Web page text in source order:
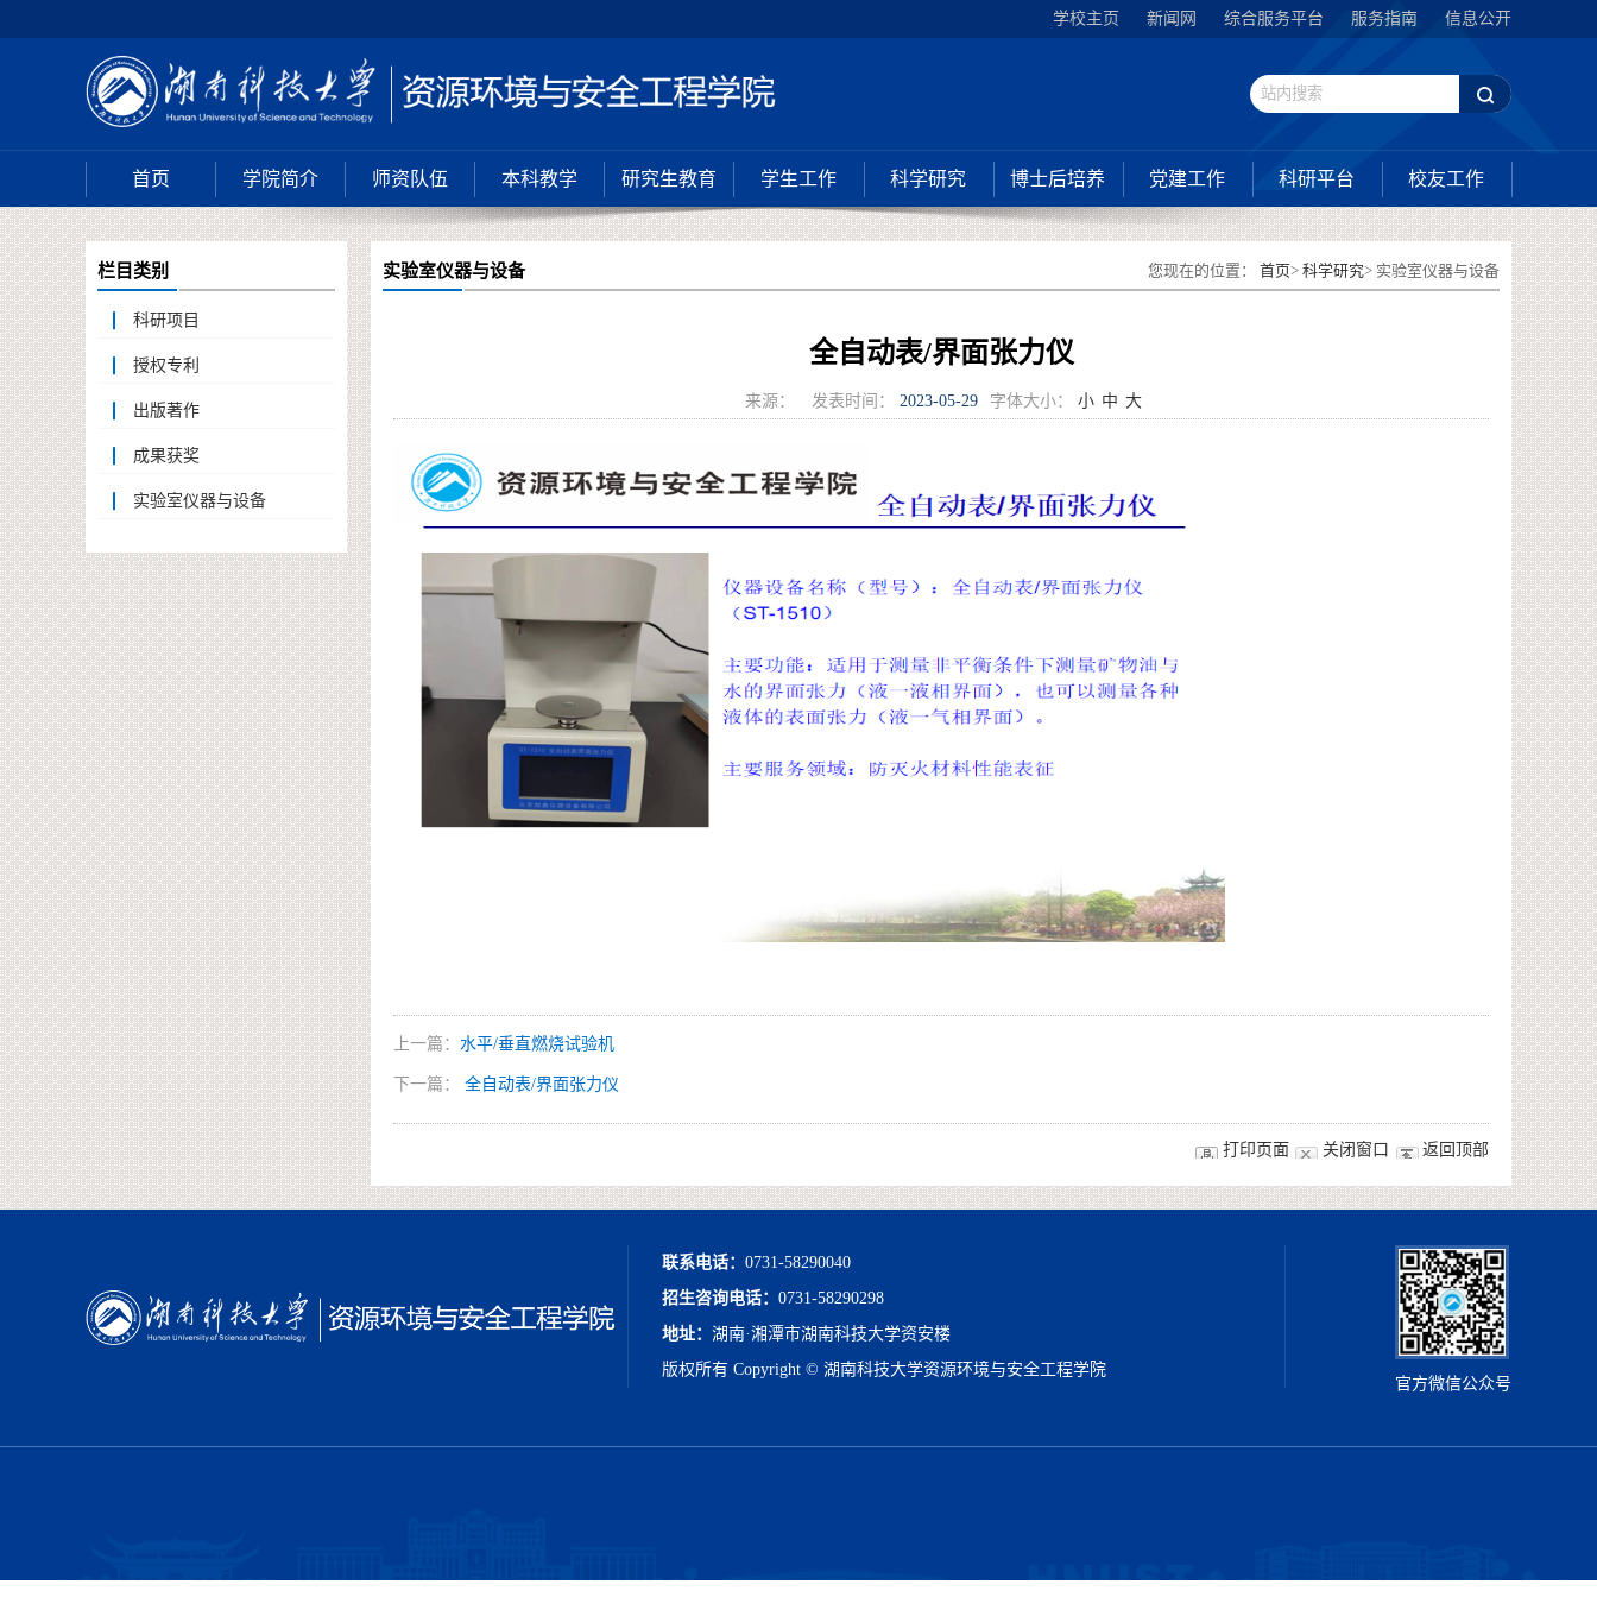
学校主页 新闻网 综合服务平台 服务指南 信息公开
首页 学院简介 师资队伍 本科教学 研究生教育 学生工作 科学研究 博士后培养 党建工作 科研平台 校友工作
栏目类别
科研项目
授权专利
出版著作
成果获奖
实验室仪器与设备
实验室仪器与设备 您现在的位置： 首页> 科学研究> 实验室仪器与设备
全自动表/界面张力仪
来源： 发表时间： 2023-05-29 字体大小： 小 中 大
上一篇：水平/垂直燃烧试验机
下一篇：全自动表/界面张力仪
打印页面 关闭窗口 返回顶部
联系电话： 0731-58290040
招生咨询电话： 0731-58290298
地址： 湖南·湘潭市湖南科技大学资安楼
版权所有 Copyright © 湖南科技大学资源环境与安全工程学院
官方微信公众号